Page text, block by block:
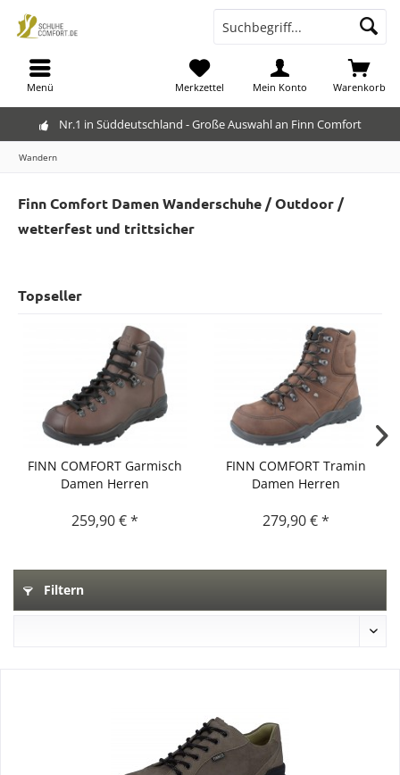
Nr.1 in Süddeutschland - Große Auswahl an Finn Comfort
Menü Warenkorb
Merkzettel Mein Konto
Wandern
Finn Comfort Damen Wanderschuhe / Outdoor /
wetterfest und trittsicher
Topseller
FINN COMFORT Garmisch
Damen Herren
259,90 € *
FINN COMFORT Tramin
Damen Herren
279,90 € *
Filtern